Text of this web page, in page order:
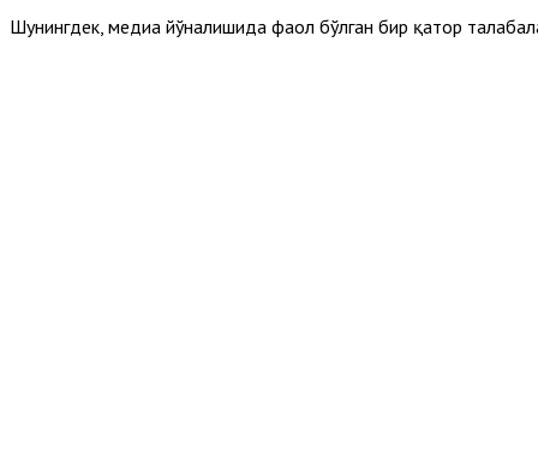
Шунингдек, медиа йўналишида фаол бўлган бир қатор